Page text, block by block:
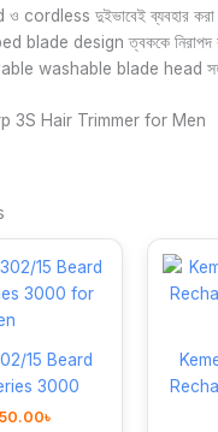
cordless দুইভাবেই ব্যবহার করা
blade design ত্বককে নিরাপদ
washable blade head
15 Beard
3000
৳